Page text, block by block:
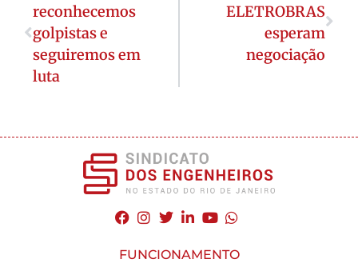
reconhecemos
golpistas e
seguiremos em
luta
ELETROBRAS
esperam
negociação
FUNCIONAMENTO